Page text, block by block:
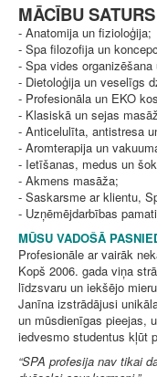
MĀCĪBU SATURS
- Anatomija un fizioloģija;
- Spa filozofija un
- Spa vides organizēšana
- Dietoloģija un veselīgs
- Profesionāla un EKO
- Klasiskā un sejas
- Anticelulīta, antistresa
- Aromterapija un
- Ietīšanas, medus un
- Akmens masāža;
- Saskarsme ar klientu,
- Uzņēmējdarbības
MŪSU VADOŠĀ
Profesionāle ar vairāk
Kopš 2006. gada viņa
līdzsvaru un iekšējo
Janīna izstrādājusi
un mūsdienīgas pieejas,
iedvesmo studentus kļūt
“SPA profesija nav tikai